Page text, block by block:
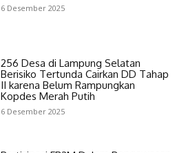
6 Desember 2025
256 Desa di Lampung Selatan
Berisiko Tertunda Cairkan DD Tahap
II karena Belum Rampungkan
Kopdes Merah Putih
6 Desember 2025